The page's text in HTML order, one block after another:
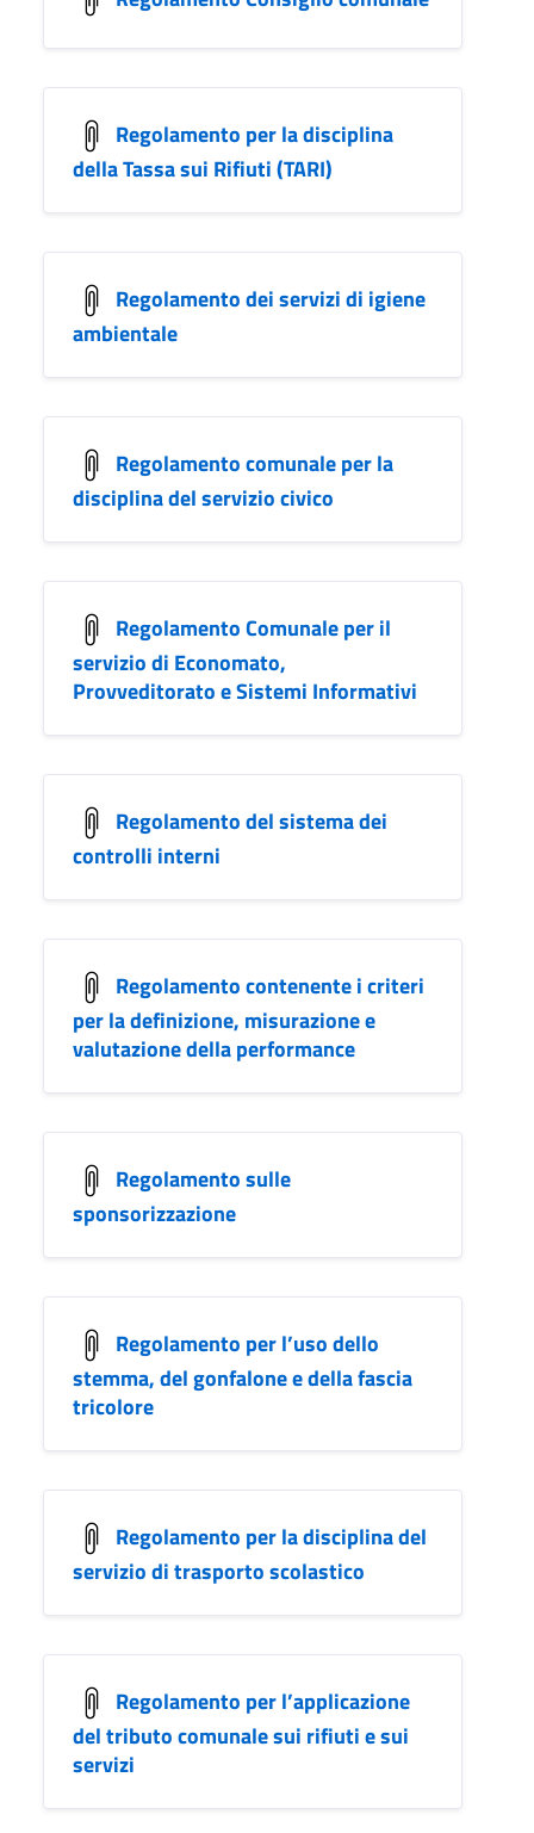
Regolamento per la disciplina
della Tassa sui Rifiuti (TARI)
Regolamento dei servizi di igiene
ambientale
Regolamento comunale per la
disciplina del servizio civico
Regolamento Comunale per il
servizio di Economato,
Provveditorato e Sistemi Informativi
Regolamento del sistema dei
controlli interni
Regolamento contenente i criteri
per la definizione, misurazione e
valutazione della performance
Regolamento sulle
sponsorizzazione
Regolamento per l’uso dello
stemma, del gonfalone e della fascia
tricolore
Regolamento per la disciplina del
servizio di trasporto scolastico
Regolamento per l’applicazione
del tributo comunale sui rifiuti e sui
servizi